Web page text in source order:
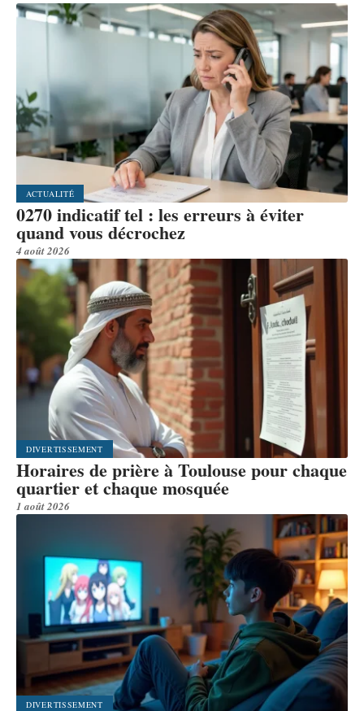
ACTUALITÉ
0270 indicatif tel : les erreurs à éviter
quand vous décrochez
4 août 2026
DIVERTISSEMENT
Horaires de prière à Toulouse pour chaque
quartier et chaque mosquée
1 août 2026
DIVERTISSEMENT